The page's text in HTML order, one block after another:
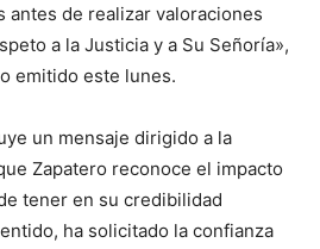
antes de realizar valoraciones
a la Justicia y a Su Señoría»,
emitido este lunes.
un mensaje dirigido a la
Zapatero reconoce el impacto
tener en su credibilidad
ha solicitado la confianza